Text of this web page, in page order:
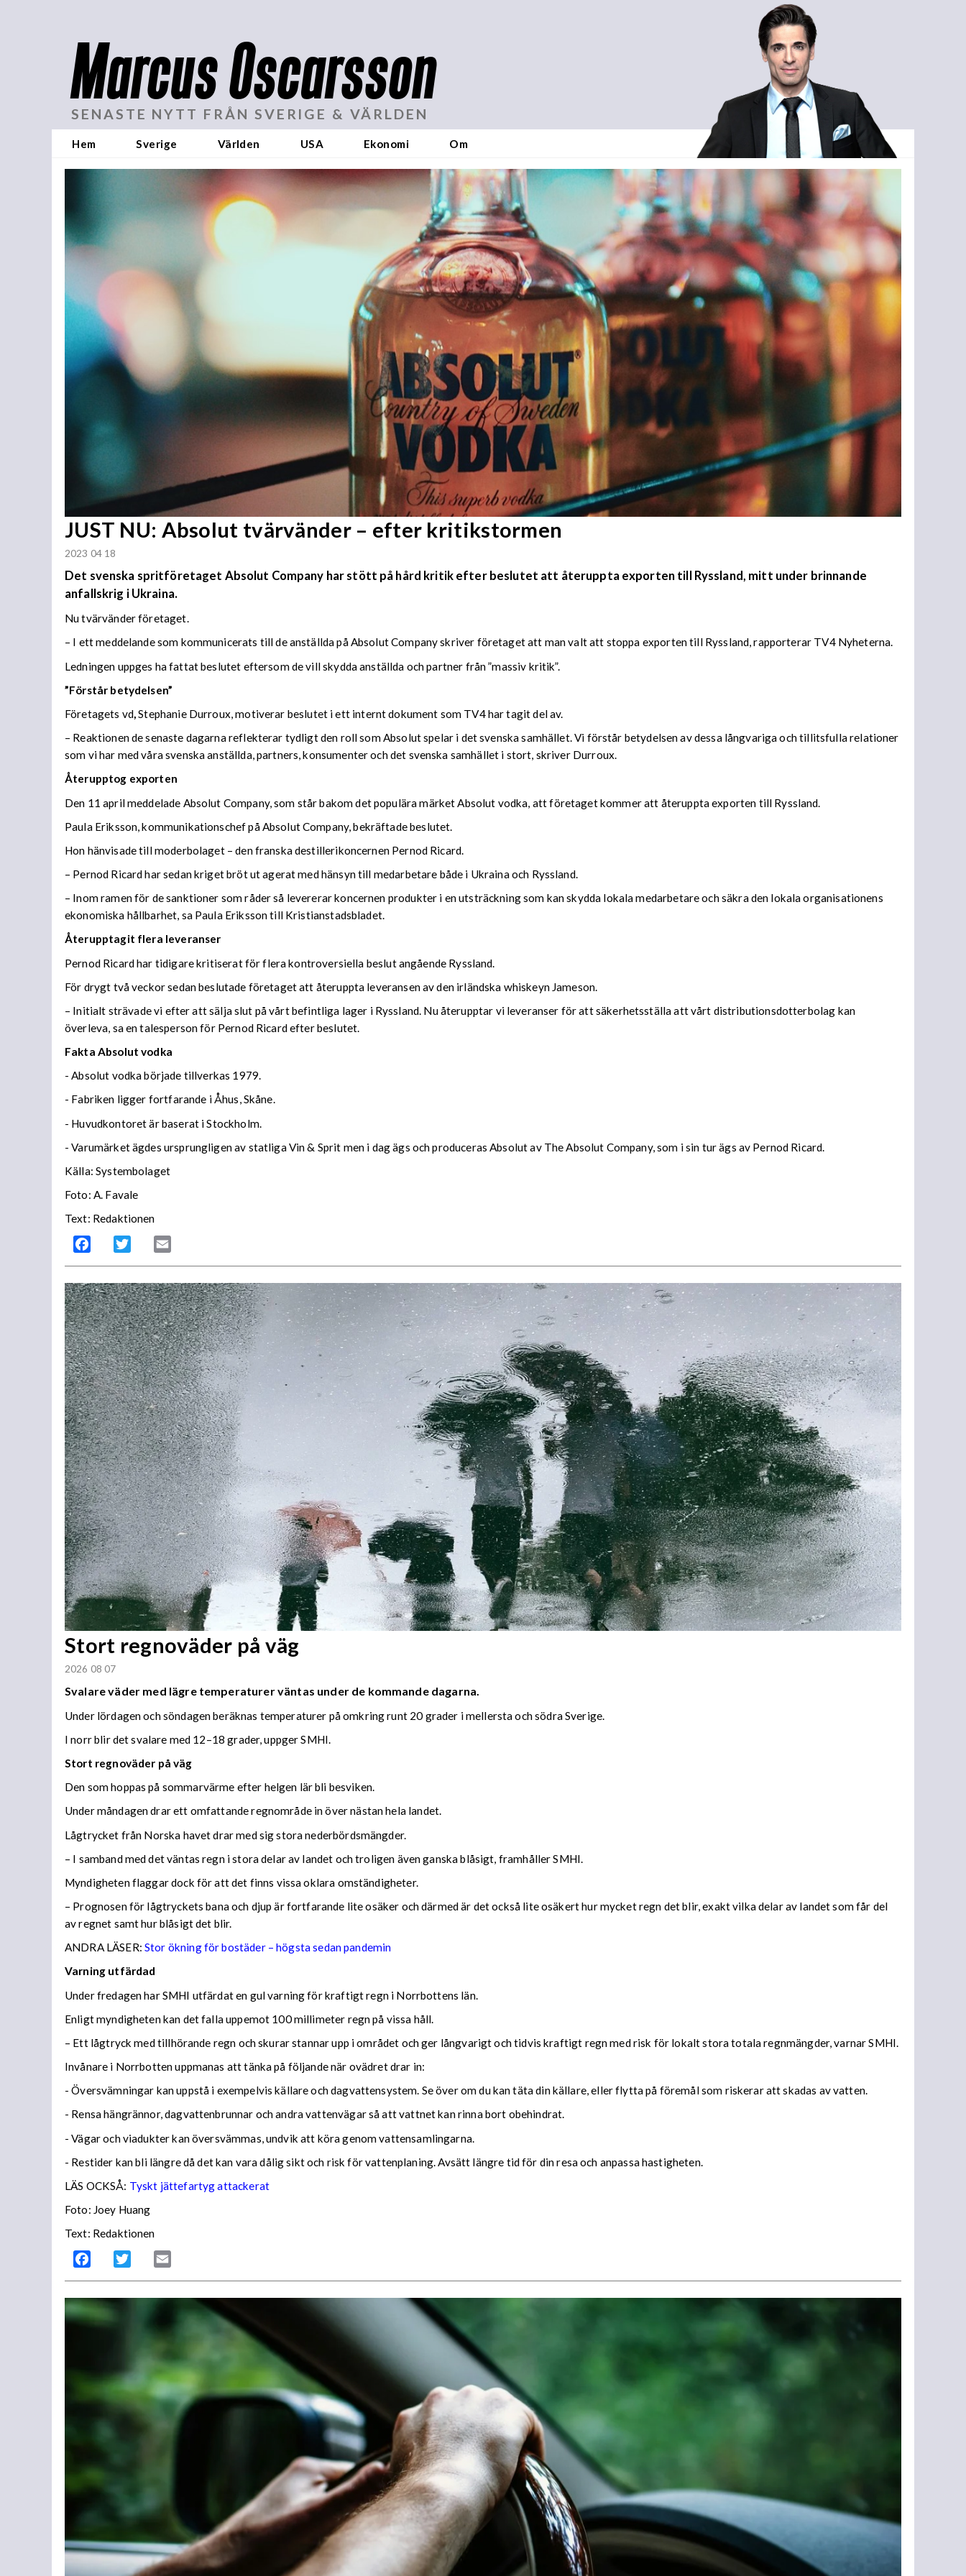
Marcus Oscarsson
SENASTE NYTT FRÅN SVERIGE & VÄRLDEN
Hem Sverige Världen USA Ekonomi Om
JUST NU: Absolut tvärvänder – efter kritikstormen
2023 04 18
Det svenska spritföretaget Absolut Company har stött på hård kritik efter beslutet att återuppta exporten till Ryssland, mitt under brinnande
anfallskrig i Ukraina.
Nu tvärvänder företaget.
– I ett meddelande som kommunicerats till de anställda på Absolut Company skriver företaget att man valt att stoppa exporten till Ryssland, rapporterar TV4 Nyheterna.
Ledningen uppges ha fattat beslutet eftersom de vill skydda anställda och partner från ”massiv kritik”.
”Förstår betydelsen”
Företagets vd,Stephanie Durroux, motiverar beslutet i ett internt dokument som TV4 har tagit del av.
– Reaktionen de senaste dagarna reflekterar tydligt den roll som Absolut spelar i det svenska samhället. Vi förstår betydelsen av dessa långvariga och tillitsfulla relationer
som vi har med våra svenska anställda, partners, konsumenter och det svenska samhället i stort, skriver Durroux.
Återupptog exporten
Den 11 april meddelade Absolut Company, som står bakom det populära märket Absolut vodka, att företaget kommer att återuppta exporten till Ryssland.
Paula Eriksson, kommunikationschef på Absolut Company, bekräftade beslutet.
Hon hänvisade till moderbolaget – den franska destillerikoncernen Pernod Ricard.
– Pernod Ricard har sedan kriget bröt ut agerat med hänsyn till medarbetare både i Ukraina och Ryssland.
– Inom ramen för de sanktioner som råder så levererar koncernen produkter i en utsträckning som kan skydda lokala medarbetare och säkra den lokala organisationens
ekonomiska hållbarhet, sa Paula Eriksson till Kristianstadsbladet.
Återupptagit flera leveranser
Pernod Ricard har tidigare kritiserat för flera kontroversiella beslut angående Ryssland.
För drygt två veckor sedan beslutade företaget att återuppta leveransen av den irländska whiskeyn Jameson.
– Initialt strävade vi efter att sälja slut på vårt befintliga lager i Ryssland. Nu återupptar vi leveranser för att säkerhetsställa att vårt distributionsdotterbolag kan
överleva, sa en talesperson för Pernod Ricard efter beslutet.
Fakta Absolut vodka
- Absolut vodka började tillverkas 1979.
- Fabriken ligger fortfarande i Åhus, Skåne.
- Huvudkontoret är baserat i Stockholm.
- Varumärket ägdes ursprungligen av statliga Vin & Sprit men i dag ägs och produceras Absolut av The Absolut Company, som i sin tur ägs av Pernod Ricard.
Källa: Systembolaget
Foto: A. Favale
Text: Redaktionen
Facebook Twitter
Stort regnoväder på väg
2026 08 07
Svalare väder med lägre temperaturer väntas under de kommande dagarna.
Under lördagen och söndagen beräknas temperaturer på omkring runt 20 grader i mellersta och södra Sverige.
I norr blir det svalare med 12–18 grader, uppger SMHI.
Stort regnoväder på väg
Den som hoppas på sommarvärme efter helgen lär bli besviken.
Under måndagen drar ett omfattande regnområde in över nästan hela landet.
Lågtrycket från Norska havet drar med sig stora nederbördsmängder.
– I samband med det väntas regn i stora delar av landet och troligen även ganska blåsigt, framhåller SMHI.
Myndigheten flaggar dock för att det finns vissa oklara omständigheter.
– Prognosen för lågtryckets bana och djup är fortfarande lite osäker och därmed är det också lite osäkert hur mycket regn det blir, exakt vilka delar av landet som får del
av regnet samt hur blåsigt det blir.
ANDRA LÄSER: Stor ökning för bostäder – högsta sedan pandemin
Varning utfärdad
Under fredagen har SMHI utfärdat en gul varning för kraftigt regn i Norrbottens län.
Enligt myndigheten kan det falla uppemot 100 millimeter regn på vissa håll.
– Ett lågtryck med tillhörande regn och skurar stannar upp i området och ger långvarigt och tidvis kraftigt regn med risk för lokalt stora totala regnmängder, varnar SMHI.
Invånare i Norrbotten uppmanas att tänka på följande när ovädret drar in:
- Översvämningar kan uppstå i exempelvis källare och dagvattensystem. Se över om du kan täta din källare, eller flytta på föremål som riskerar att skadas av vatten.
- Rensa hängrännor, dagvattenbrunnar och andra vattenvägar så att vattnet kan rinna bort obehindrat.
- Vägar och viadukter kan översvämmas, undvik att köra genom vattensamlingarna.
- Restider kan bli längre då det kan vara dålig sikt och risk för vattenplaning. Avsätt längre tid för din resa och anpassa hastigheten.
LÄS OCKSÅ: Tyskt jättefartyg attackerat
Foto: Joey Huang
Text: Redaktionen
Facebook Twitter